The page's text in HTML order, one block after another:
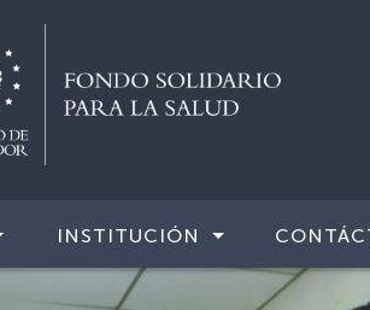
INSTITUCIÓN